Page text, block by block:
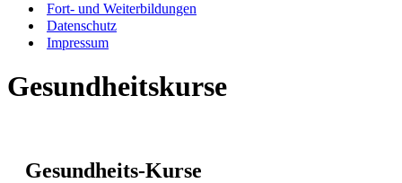
Fort- und Weiterbildungen
Datenschutz
Impressum
Gesundheitskurse
Gesundheits-Kurse